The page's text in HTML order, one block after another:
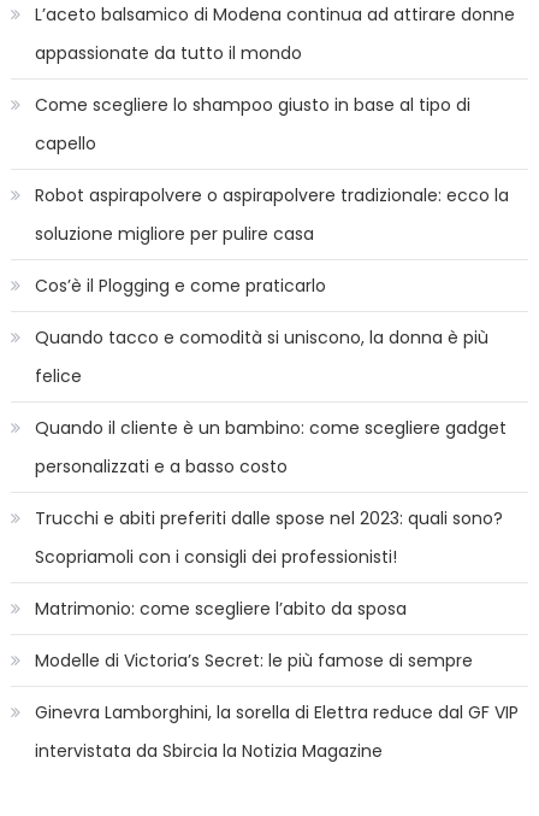
L’aceto balsamico di Modena continua ad attirare donne
appassionate da tutto il mondo
Come scegliere lo shampoo giusto in base al tipo di
capello
Robot aspirapolvere o aspirapolvere tradizionale: ecco la
soluzione migliore per pulire casa
Cos’è il Plogging e come praticarlo
Quando tacco e comodità si uniscono, la donna è più
felice
Quando il cliente è un bambino: come scegliere gadget
personalizzati e a basso costo
Trucchi e abiti preferiti dalle spose nel 2023: quali sono?
Scopriamoli con i consigli dei professionisti!
Matrimonio: come scegliere l’abito da sposa
Modelle di Victoria’s Secret: le più famose di sempre
Ginevra Lamborghini, la sorella di Elettra reduce dal GF VIP
intervistata da Sbircia la Notizia Magazine